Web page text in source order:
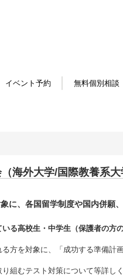
イベント予約 無料個別相談
海外大学/国際教養系
に、各国留学制度や国内併願
る高校生・中学生（保護者の方
方を対象に、「成功する準備計
組むテスト対策について等詳し